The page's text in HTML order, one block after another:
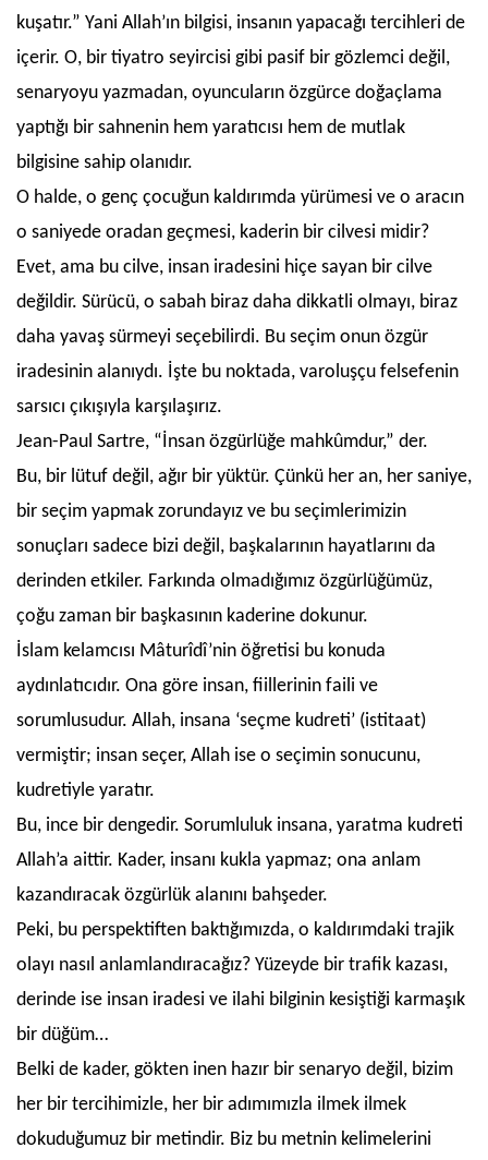
kuşatır.” Yani Allah’ın bilgisi, insanın yapacağı tercihleri de
içerir. O, bir tiyatro seyircisi gibi pasif bir gözlemci değil,
senaryoyu yazmadan, oyuncuların özgürce doğaçlama
yaptığı bir sahnenin hem yaratıcısı hem de mutlak
bilgisine sahip olanıdır.
O halde, o genç çocuğun kaldırımda yürümesi ve o aracın
o saniyede oradan geçmesi, kaderin bir cilvesi midir?
Evet, ama bu cilve, insan iradesini hiçe sayan bir cilve
değildir. Sürücü, o sabah biraz daha dikkatli olmayı, biraz
daha yavaş sürmeyi seçebilirdi. Bu seçim onun özgür
iradesinin alanıydı. İşte bu noktada, varoluşçu felsefenin
sarsıcı çıkışıyla karşılaşırız.
Jean-Paul Sartre, “İnsan özgürlüğe mahkûmdur,” der.
Bu, bir lütuf değil, ağır bir yüktür. Çünkü her an, her saniye,
bir seçim yapmak zorundayız ve bu seçimlerimizin
sonuçları sadece bizi değil, başkalarının hayatlarını da
derinden etkiler. Farkında olmadığımız özgürlüğümüz,
çoğu zaman bir başkasının kaderine dokunur.
İslam kelamcısı Mâturîdî’nin öğretisi bu konuda
aydınlatıcıdır. Ona göre insan, fiillerinin faili ve
sorumlusudur. Allah, insana ‘seçme kudreti’ (istitaat)
vermiştir; insan seçer, Allah ise o seçimin sonucunu,
kudretiyle yaratır.
Bu, ince bir dengedir. Sorumluluk insana, yaratma kudreti
Allah’a aittir. Kader, insanı kukla yapmaz; ona anlam
kazandıracak özgürlük alanını bahşeder.
Peki, bu perspektiften baktığımızda, o kaldırımdaki trajik
olayı nasıl anlamlandıracağız? Yüzeyde bir trafik kazası,
derinde ise insan iradesi ve ilahi bilginin kesiştiği karmaşık
bir düğüm…
Belki de kader, gökten inen hazır bir senaryo değil, bizim
her bir tercihimizle, her bir adımımızla ilmek ilmek
dokuduğumuz bir metindir. Biz bu metnin kelimelerini